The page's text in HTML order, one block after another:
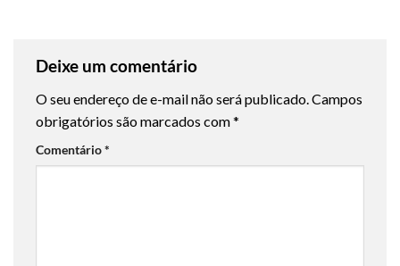
Deixe um comentário
O seu endereço de e-mail não será publicado.Campos
obrigatórios são marcados com*
Comentário*